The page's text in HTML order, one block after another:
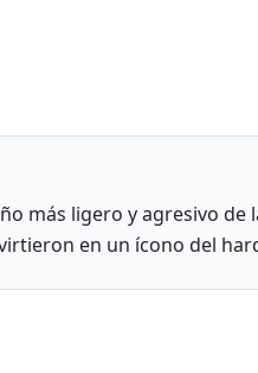
más ligero y agresivo de
en un ícono del